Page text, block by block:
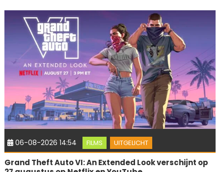
06-08-2026 14:54 FILMS UITGELICHT
Grand Theft Auto VI: An Extended Look verschijnt op